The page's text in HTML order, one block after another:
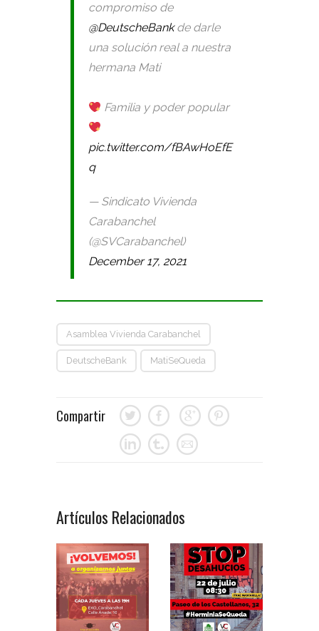
compromiso de
@DeutscheBankde darle
una solución real a nuestra
hermana Mati
Familia y poder popular
pic.twitter.com/fBAwHoEfE
q
— Sindicato Vivienda
Carabanchel
(@SVCarabanchel)
December 17, 2021
Asamblea Vivienda Carabanchel
DeutscheBank MatiSeQueda
Compartir
Artículos Relacionados